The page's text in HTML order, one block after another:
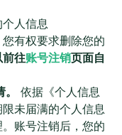
人信息
有权要求删除您的
前往账号注销页面自
依据《个人信息
未届满的个人信息
账号注销后，您的